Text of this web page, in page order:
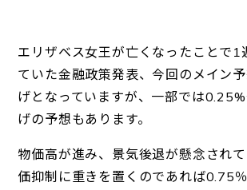
エリザベス女王が亡くなったことで1
ていた金融政策発表、今回のメイン
げとなっていますが、一部では
げの予想もあります。
物価高が進み、景気後退が懸念され
価抑制に重きを置くのであれば0.75